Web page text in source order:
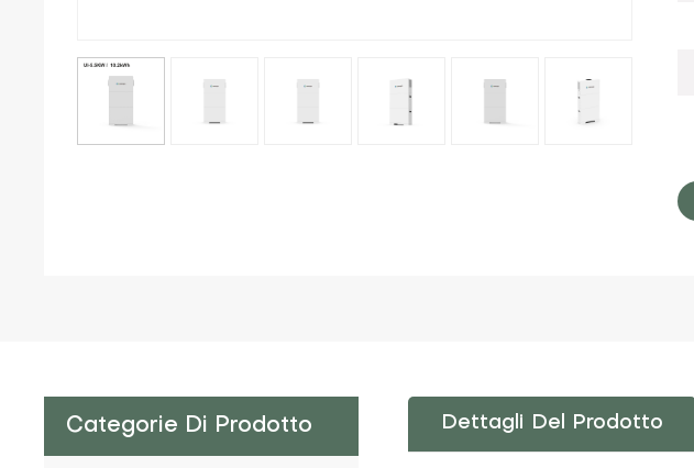
Dettagli Del Prodotto
Categorie Di Prodotto